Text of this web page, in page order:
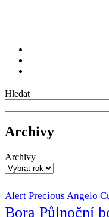
Hledat
Archivy
Archivy
Alert Precious Angelo
Bora Půlnoční